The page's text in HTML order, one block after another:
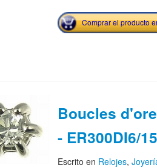
Comprar el producto
Boucles
- ER300DI6/15
Escrito en Relojes,